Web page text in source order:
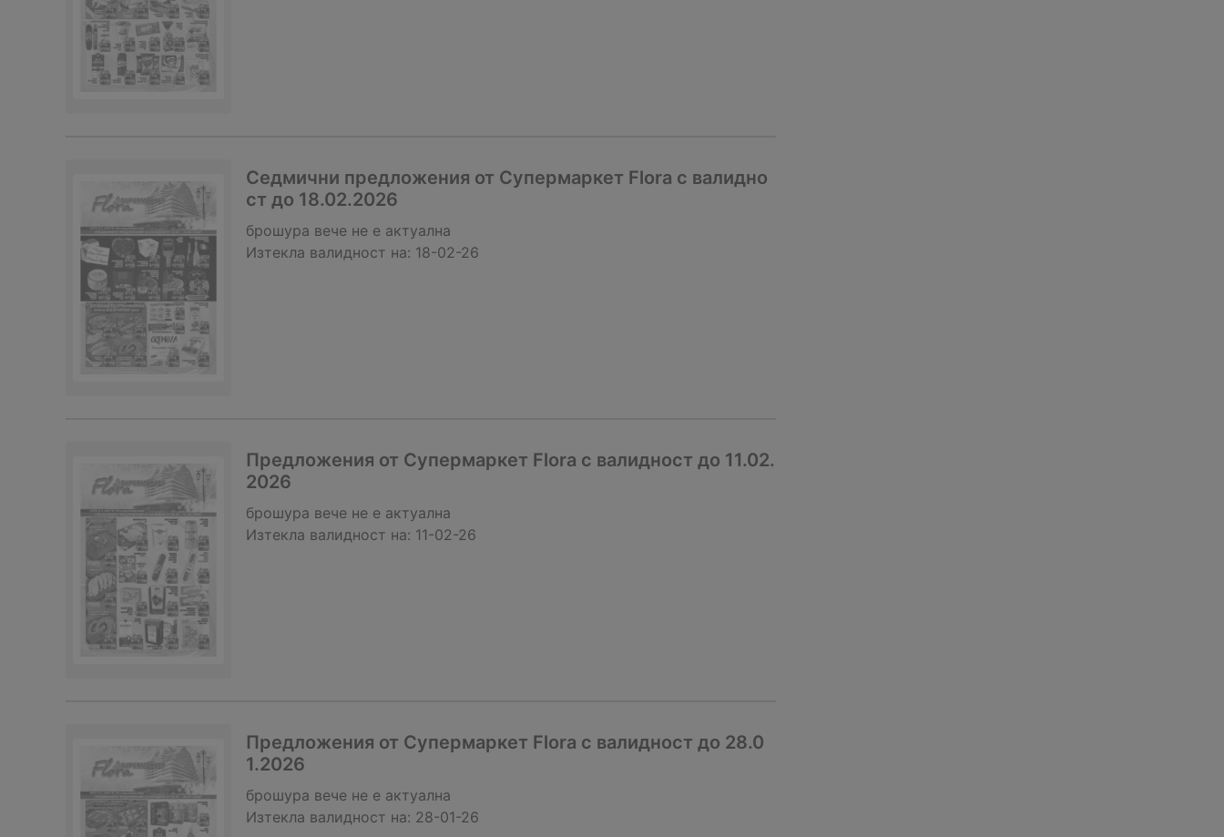
Седмични предложения от Супермаркет Flora с валидно
ст до 18.02.2026
брошура вече не е актуална
Изтекла валидност на: 18-02-26
Предложения от Супермаркет Flora с валидност до 11.02.
2026
брошура вече не е актуална
Изтекла валидност на: 11-02-26
Предложения от Супермаркет Flora с валидност до 28.0
1.2026
брошура вече не е актуална
Изтекла валидност на: 28-01-26